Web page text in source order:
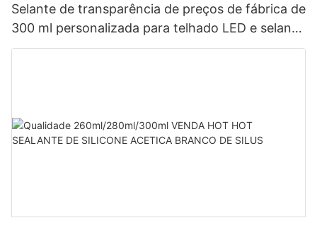
Selante de transparência de preços de fábrica de
300 ml personalizada para telhado LED e selante
de silicone acético de calha LED